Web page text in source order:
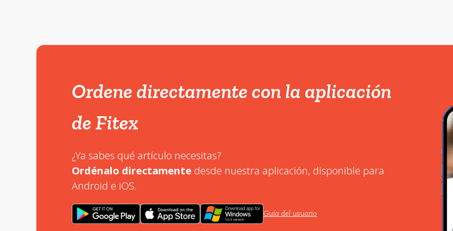
Ordene directamente con la aplicación
de Fitex
¿Ya sabes qué artículo necesitas?
Ordénalo directamente desde nuestra aplicación, disponible para
Android e iOS.
Guía del usuario